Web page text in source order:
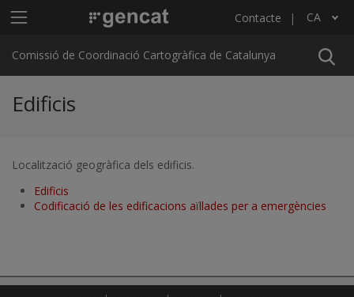
Menú principal C4 Contacte CA
Llista les accions addicionals
Comissió de Coordinació Cartogràfica de Catalunya
Edificis
Localització geogràfica dels edificis.
Edificis
Codificació de les edificacions aïllades per a emergències